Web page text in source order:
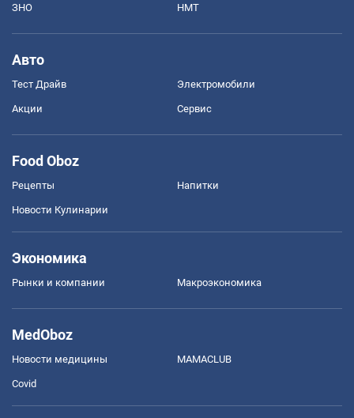
ЗНО НМТ
Авто
Тест Драйв Электромобили
Акции Сервис
Food Oboz
Рецепты Напитки
Новости Кулинарии
Экономика
Рынки и компании Mакроэкономика
MedOboz
Новости медицины MAMACLUB
Covid